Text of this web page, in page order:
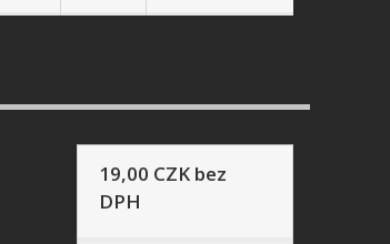
19,00 CZKbez
DPH